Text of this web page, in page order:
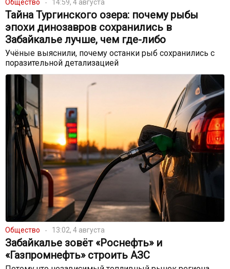
Общество 14:59, 4 августа
Тайна Тургинского озера: почему рыбы
эпохи динозавров сохранились в
Забайкалье лучше, чем где-либо
Учёные выяснили, почему останки рыб сохранились с
поразительной детализацией
Общество 13:02, 4 августа
Забайкалье зовёт «Роснефть» и
«Газпромнефть» строить АЗС